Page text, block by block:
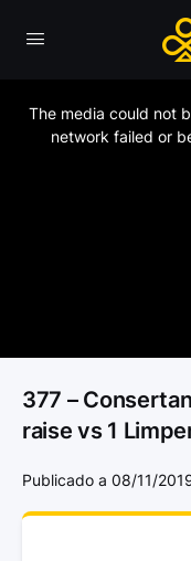
The media could not
network failed or
377 –
raise vs 1
Publicado a 08/11/